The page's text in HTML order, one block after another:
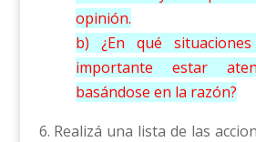
opinión.
b) ¿En qué
importante estar
basándose en la razón?
6. Realizá una lista de las